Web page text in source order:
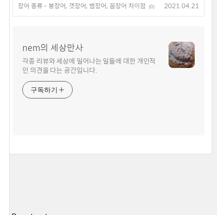
장어 종류 - 붕장어, 갯장어, 뱀장어, 꼼장어 차이점
(0) 2021.04.21
nem의 세상만사
각종 리뷰와 세상에 일어나는 일들에 대한 개인적
인 의견을 다는 공간입니다.
구독하기